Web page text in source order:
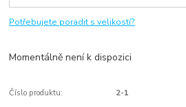
Potřebujete poradit s velikostí?
Momentálně není k dispozici
Číslo produktu: 2-1